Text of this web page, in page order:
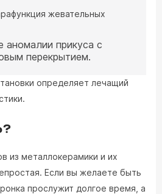
жевательных
аномалии прикуса с
перекрытием.
определяет лечащий
из металлокерамики и их
Если вы желаете быть
прослужит долгое время, а